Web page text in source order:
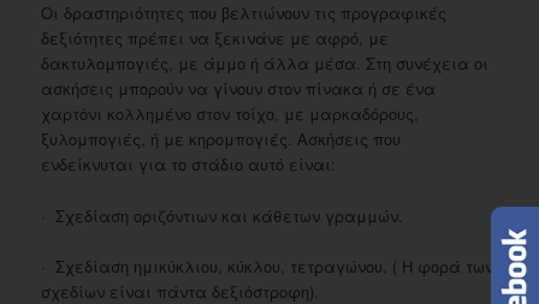
Οι δραστηριότητες που βελτιώνουν τις προγραφικές
δεξιότητες πρέπει να ξεκινάνε με αφρό, με
δακτυλομπογιές, με άμμο ή άλλα μέσα. Στη συνέχεια οι
ασκήσεις μπορούν να γίνουν στον πίνακα ή σε ένα
χαρτόνι κολλημένο στον τοίχο, με μαρκαδόρους,
ξυλομπογιές, ή με κηρομπογιές. Ασκήσεις που
ενδείκνυται για το στάδιο αυτό είναι:
· Σχεδίαση οριζόντιων και κάθετων γραμμών.
· Σχεδίαση ημικύκλιου, κύκλου, τετραγώνου. ( Η φορά των
σχεδίων είναι πάντα δεξιόστροφη).